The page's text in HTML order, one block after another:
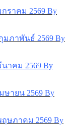
ราคม 2569 By
ภาพันธ์ 2569 By
าคม 2569 By
ายน 2569 By
ษภาคม 2569 By